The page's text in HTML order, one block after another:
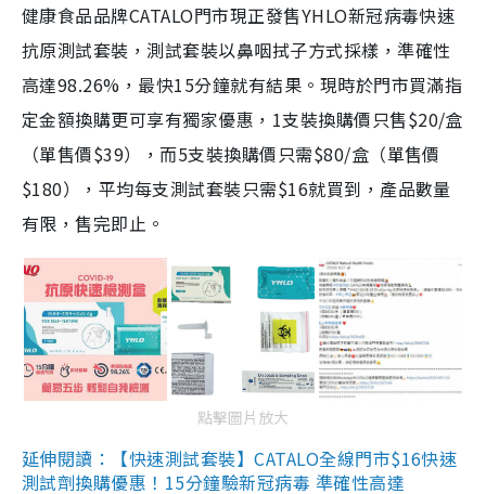
健康食品品牌CATALO門市現正發售YHLO新冠病毒快速
抗原測試套裝，測試套裝以鼻咽拭子方式採樣，準確性
高達98.26%，最快15分鐘就有結果。現時於門市買滿指
定金額換購更可享有獨家優惠，1支裝換購價只售$20/盒
（單售價$39），而5支裝換購價只需$80/盒（單售價
$180），平均每支測試套裝只需$16就買到，產品數量
有限，售完即止。
點擊圖片放大
延伸閱讀：【快速測試套裝】CATALO全線門市$16快速
測試劑換購優惠！15分鐘驗新冠病毒 準確性高達